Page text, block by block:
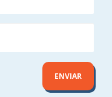
ENVIAR